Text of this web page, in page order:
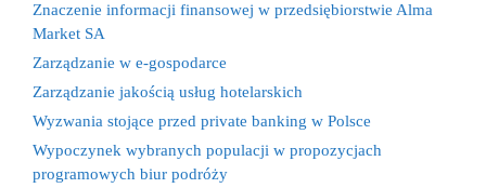
Znaczenie informacji finansowej w przedsiębiorstwie Alma
Market SA
Zarządzanie w e-gospodarce
Zarządzanie jakością usług hotelarskich
Wyzwania stojące przed private banking w Polsce
Wypoczynek wybranych populacji w propozycjach
programowych biur podróży